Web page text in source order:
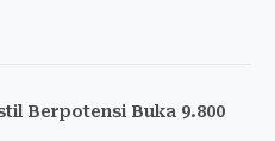
Berpotensi Buka 9.800